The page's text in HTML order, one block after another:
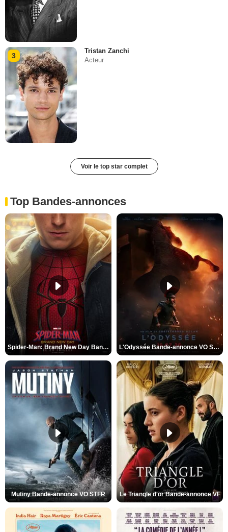
3
Tristan Zanchi
Acteur
Voir le top star complet
Top Bandes-annonces
Spider-Man: Brand New Day Bande-annonce VO STFR L'Odyssée Bande-annonce VO STFR
Mutiny Bande-annonce VO STFR Le Triangle d'or Bande-annonce VF